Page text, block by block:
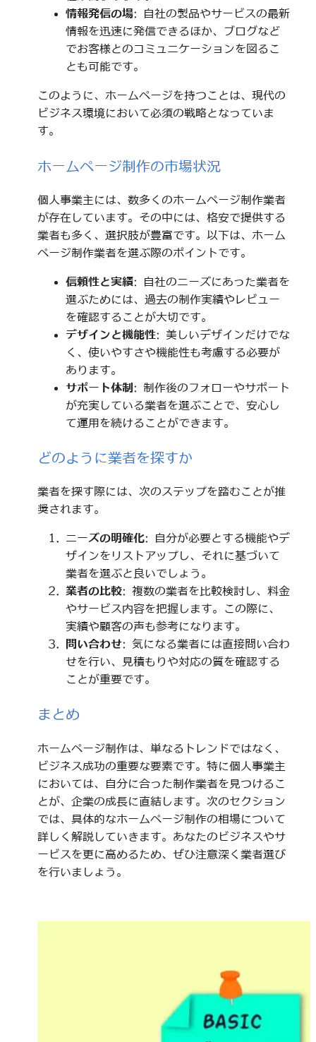
情報発信の場: 自社の製品やサービスの最新
情報を迅速に発信できるほか、ブログなど
でお客様とのコミュニケーションを図るこ
とも可能です。
このように、ホームページを持つことは、現代の
ビジネス環境において必須の戦略となっていま
す。
ホームページ制作の市場状況
個人事業主には、数多くのホームページ制作業者
が存在しています。その中には、格安で提供する
業者も多く、選択肢が豊富です。以下は、ホーム
ページ制作業者を選ぶ際のポイントです。
信頼性と実績: 自社のニーズにあった業者を
選ぶためには、過去の制作実績やレビュー
を確認することが大切です。
デザインと機能性: 美しいデザインだけでな
く、使いやすさや機能性も考慮する必要が
あります。
サポート体制 : 制作後のフォローやサポート
が充実している業者を選ぶことで、安心し
て運用を続けることができます。
どのように業者を探すか
業者を探す際には、次のステップを踏むことが推
奨されます。
ニーズの明確化: 自分が必要とする機能やデ
ザインをリストアップし、それに基づいて
業者を選ぶと良いでしょう。
業者の比較: 複数の業者を比較検討し、料金
やサービス内容を把握します。この際に、
実績や顧客の声も参考になります。
問い合わせ: 気になる業者には直接問い合わ
せを行い、見積もりや対応の質を確認する
ことが重要です。
まとめ
ホームページ制作は、単なるトレンドではなく、
ビジネス成功の重要な要素です。特に個人事業主
においては、自分に合った制作業者を見つけるこ
とが、企業の成長に直結します。次のセクション
では、具体的なホームページ制作の相場について
詳しく解説していきます。あなたのビジネスやサ
ービスを更に高めるため、ぜひ注意深く業者選び
を行いましょう。